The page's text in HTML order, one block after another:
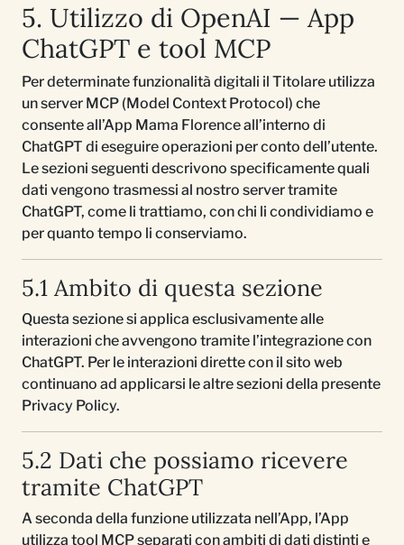
5. Utilizzo di OpenAI — App
ChatGPT e tool MCP
Per determinate funzionalità digitali il Titolare utilizza
un server MCP (Model Context Protocol) che
consente all’App Mama Florence all’interno di
ChatGPT di eseguire operazioni per conto dell’utente.
Le sezioni seguenti descrivono specificamente quali
dati vengono trasmessi al nostro server tramite
ChatGPT, come li trattiamo, con chi li condividiamo e
per quanto tempo li conserviamo.
5.1 Ambito di questa sezione
Questa sezione si applica esclusivamente alle
interazioni che avvengono tramite l’integrazione con
ChatGPT. Per le interazioni dirette con il sito web
continuano ad applicarsi le altre sezioni della presente
Privacy Policy.
5.2 Dati che possiamo ricevere
tramite ChatGPT
A seconda della funzione utilizzata nell’App, l’App
utilizza tool MCP separati con ambiti di dati distinti e